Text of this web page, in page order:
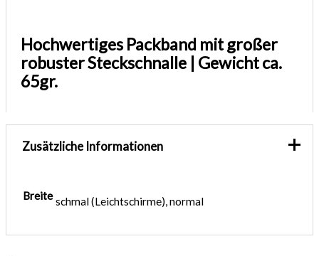
Hochwertiges Packband mit großer
robuster Steckschnalle | Gewicht ca.
65gr.
Zusätzliche Informationen
Breite schmal (Leichtschirme), normal